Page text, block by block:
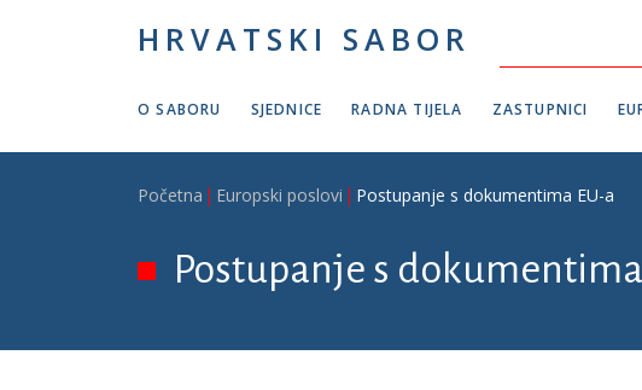
HRVATSKI SABOR
O SABORU SJEDNICE RADNA TIJELA ZASTUPNICI
Breadcrumb
Početna Europski poslovi Postupanje s dokumentima EU-a
Postupanje s